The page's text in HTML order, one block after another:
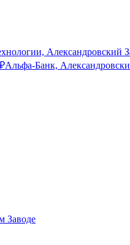
Александровский
₽Альфа-Банк,
Заводе